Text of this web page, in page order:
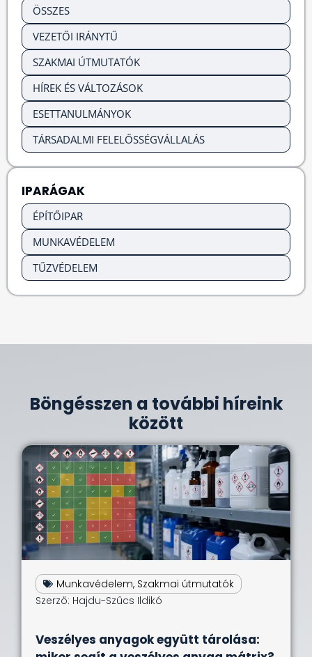
ÖSSZES
VEZETŐI IRÁNYTŰ
SZAKMAI ÚTMUTATÓK
HÍREK ÉS VÁLTOZÁSOK
ESETTANULMÁNYOK
TÁRSADALMI FELELŐSSÉGVÁLLALÁS
IPARÁGAK
ÉPÍTŐIPAR
MUNKAVÉDELEM
TŰZVÉDELEM
Böngésszen a további híreink
között
Munkavédelem, Szakmai útmutatók
Szerző: Hajdu-Szűcs Ildikó
Veszélyes anyagok együtt tárolása: